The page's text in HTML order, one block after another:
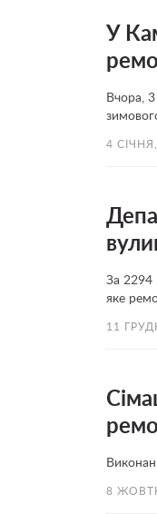
У
Вчора,
4
За 2294
яке
11
8